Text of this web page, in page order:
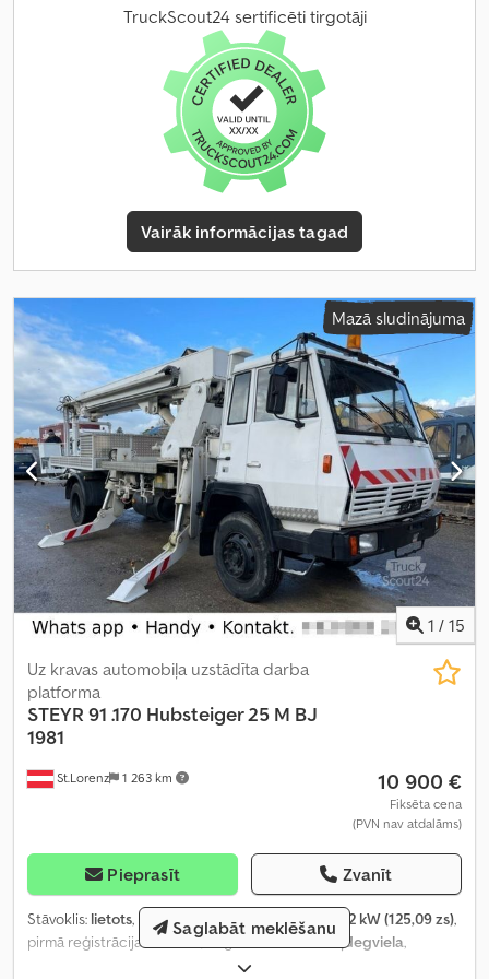
TruckScout24 sertificēti tirgotāji
Vairāk informācijas tagad
Mazā sludinājuma
1 / 15
St.Lorenz 1 263 km
Uz kravas automobiļa uzstādīta darba
platforma
STEYR 91 .170 Hubsteiger 25 M BJ
1981
10 900 €
Fiksēta cena
(PVN nav atdalāms)
Pieprasīt Zvanīt
Stāvoklis: lietots, nobraukums: 91 190 km, jauda: 92 kW (125,09 zs),
pirmā reģistrācija:
06/1981, degvielas veids: dīzeļdegviela,
, asu konfigurācija:
Saglabāt meklēšanu